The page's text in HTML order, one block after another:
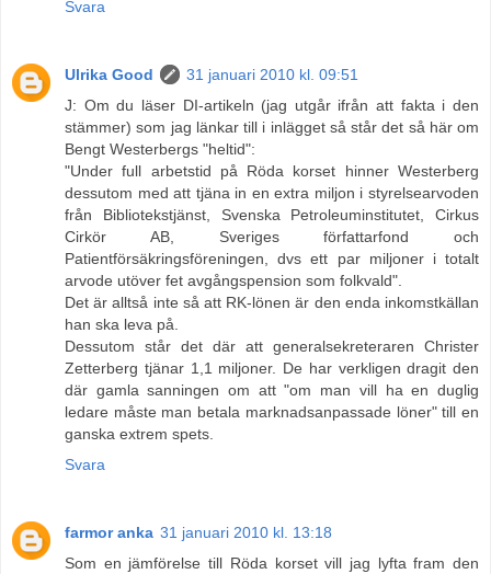
Svara
Ulrika Good
31 januari 2010 kl. 09:51
J: Om du läser DI-artikeln (jag utgår ifrån att fakta i den
stämmer) som jag länkar till i inlägget så står det så här om
Bengt Westerbergs "heltid":
"Under full arbetstid på Röda korset hinner Westerberg
dessutom med att tjäna in en extra miljon i styrelsearvoden
från Bibliotekstjänst, Svenska Petroleuminstitutet, Cirkus
Cirkör AB, Sveriges författarfond och
Patientförsäkringsföreningen, dvs ett par miljoner i totalt
arvode utöver fet avgångspension som folkvald".
Det är alltså inte så att RK-lönen är den enda inkomstkällan
han ska leva på.
Dessutom står det där att generalsekreteraren Christer
Zetterberg tjänar 1,1 miljoner. De har verkligen dragit den
där gamla sanningen om att "om man vill ha en duglig
ledare måste man betala marknadsanpassade löner" till en
ganska extrem spets.
Svara
farmor anka 31 januari 2010 kl. 13:18
Som en jämförelse till Röda korset vill jag lyfta fram den